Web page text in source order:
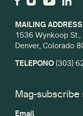
MAILING ADDRESS
1536 Wynkoop
Denver, Colorado
TELEPONO (303)
Mag-
Email